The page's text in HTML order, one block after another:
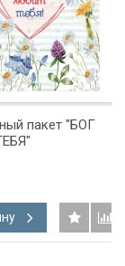
пакет "БОГ